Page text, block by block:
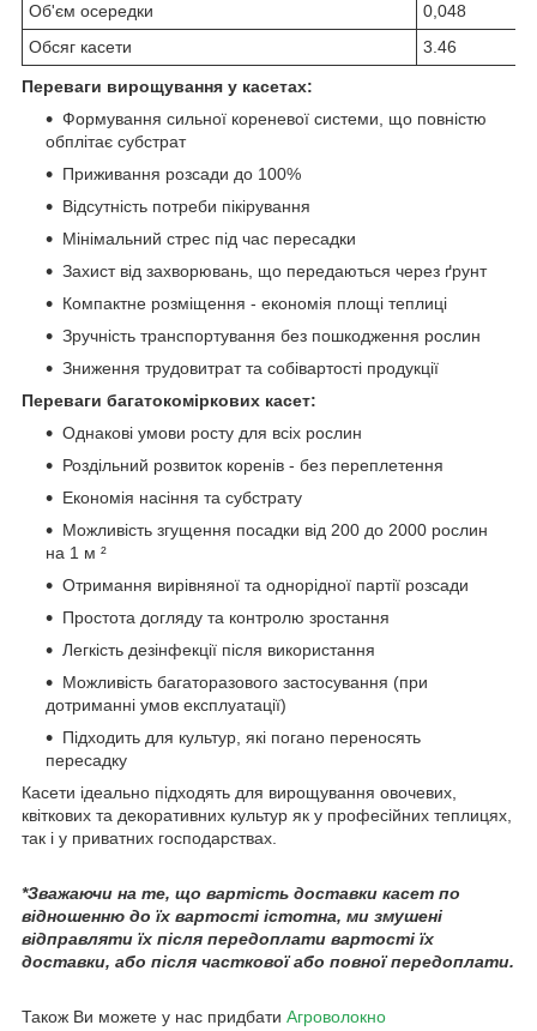
Об'єм осередки
0,048
Обсяг касети
3.46
Переваги вирощування у касетах:
Формування сильної кореневої системи, що повністю
обплітає субстрат
Приживання розсади до 100%
Відсутність потреби пікірування
Мінімальний стрес під час пересадки
Захист від захворювань, що передаються через ґрунт
Компактне розміщення - економія площі теплиці
Зручність транспортування без пошкодження рослин
Зниження трудовитрат та собівартості продукції
Переваги багатокоміркових касет:
Однакові умови росту для всіх рослин
Роздільний розвиток коренів - без переплетення
Економія насіння та субстрату
Можливість згущення посадки від 200 до 2000 рослин
на 1 м ²
Отримання вирівняної та однорідної партії розсади
Простота догляду та контролю зростання
Легкість дезінфекції після використання
Можливість багаторазового застосування (при
дотриманні умов експлуатації)
Підходить для культур, які погано переносять
пересадку
Касети ідеально підходять для вирощування овочевих,
квіткових та декоративних культур як у професійних теплицях,
так і у приватних господарствах.
*Зважаючи на те, що вартість доставки касет по
відношенню до їх вартості істотна, ми змушені
відправляти їх після передоплати вартості їх
доставки, або після часткової або повної передоплати.
Також Ви можете у нас придбати Агроволокно